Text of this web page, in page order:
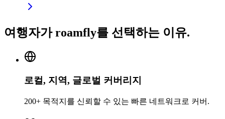
여행자가 roamfly를 선택하는 이유.
로컬, 지역, 글로벌 커버리지
200+ 목적지를 신뢰할 수 있는 빠른 네트워크로 커버.